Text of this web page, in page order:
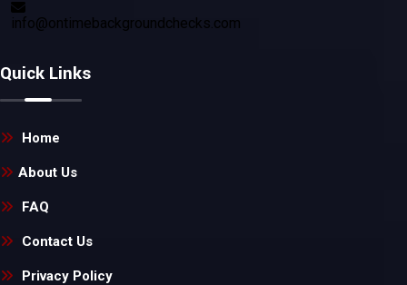
info@ontimebackgroundchecks.com
Quick Links
Home
About Us
FAQ
Contact Us
Privacy Policy